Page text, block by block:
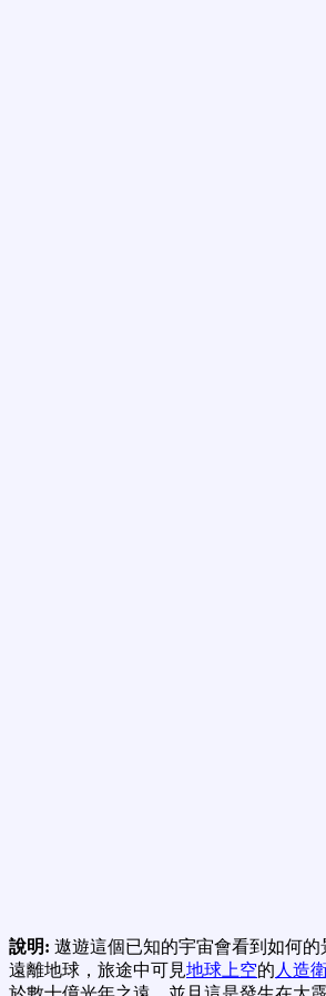
說明: 遨遊這個已知的宇宙會看到如何的
遠離地球，旅途中可見地球上空的人造